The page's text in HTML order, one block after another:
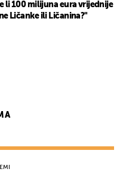
li 100 milijuna eura vrijednije
Ličanke ili Ličanina?"